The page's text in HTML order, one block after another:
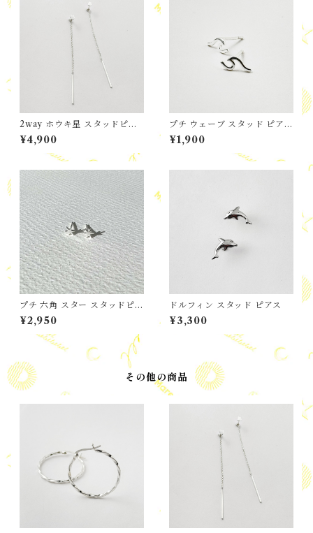
2way ホウキ星 スタッドピア
ス
¥4,900
プチ ウェーブ スタッド ピア
ス
¥1,900
プチ 六角 スター スタッドピア
ス
¥2,950
ドルフィン スタッド ピアス
¥3,300
その他の商品